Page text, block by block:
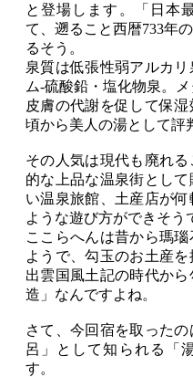
と登場します。「日本
て、遡ること西暦733年
るそう。
泉質は低張性弱アルカ
ム-硫酸鉛・塩化物泉。メ
皮膚の代謝を促して保
頃から美人の湯として評
その人気は現代も廃れ
的な上品な温泉街とし
い温泉旅館、土産店が
ような遊び方ができそう
ここらへんは昔から瑪
ようで、勾玉のお土産
出雲国風土記の時代か
造」なんですよね。
さて、今回宿を取った
呂」として知られる「
す。